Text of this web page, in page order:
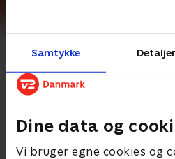
Samtykke Detaljer
Dine data og
Vi bruger egne cookies og
Ericas søster Anna finder en
bil. Dagen efter findes en mand
Prøv TV 2
*Kræver pakken Basis. Administrer dit
Andre så også